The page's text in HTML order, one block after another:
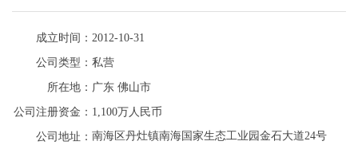
成立时间： 2012-10-31
公司类型： 私营
所在地： 广东 佛山市
公司注册资金： 1,100万人民币
公司地址： 南海区丹灶镇南海国家生态工业园金石大道24号